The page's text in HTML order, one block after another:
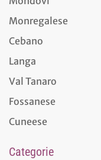
Monregalese
Cebano
Langa
Val Tanaro
Fossanese
Cuneese
Categorie